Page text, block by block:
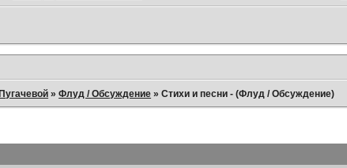
»Флуд / Обсуждение »Стихи и песни - (Флуд / Обсуждение)